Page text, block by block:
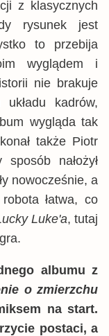
z klasycznych
rysunek jest
to przebija
wyglądem i
nie brakuje
kadrów,
wygląda tak
także Piotr
nałożył
nowocześnie, a
łatwa, co
Luke'a, tutaj
albumu z
o zmierzchu
na start.
postaci, a